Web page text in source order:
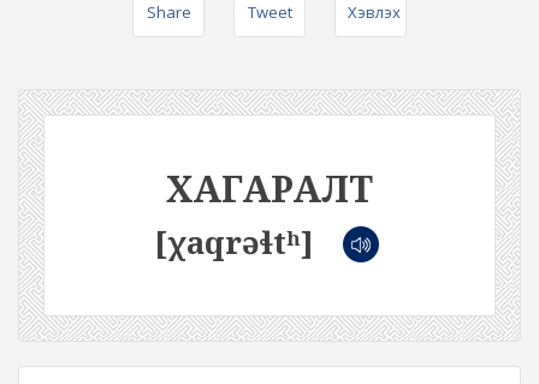
Share Tweet Хэвлэх
ХАГАРАЛТ
[χaqrəɬtʰ]